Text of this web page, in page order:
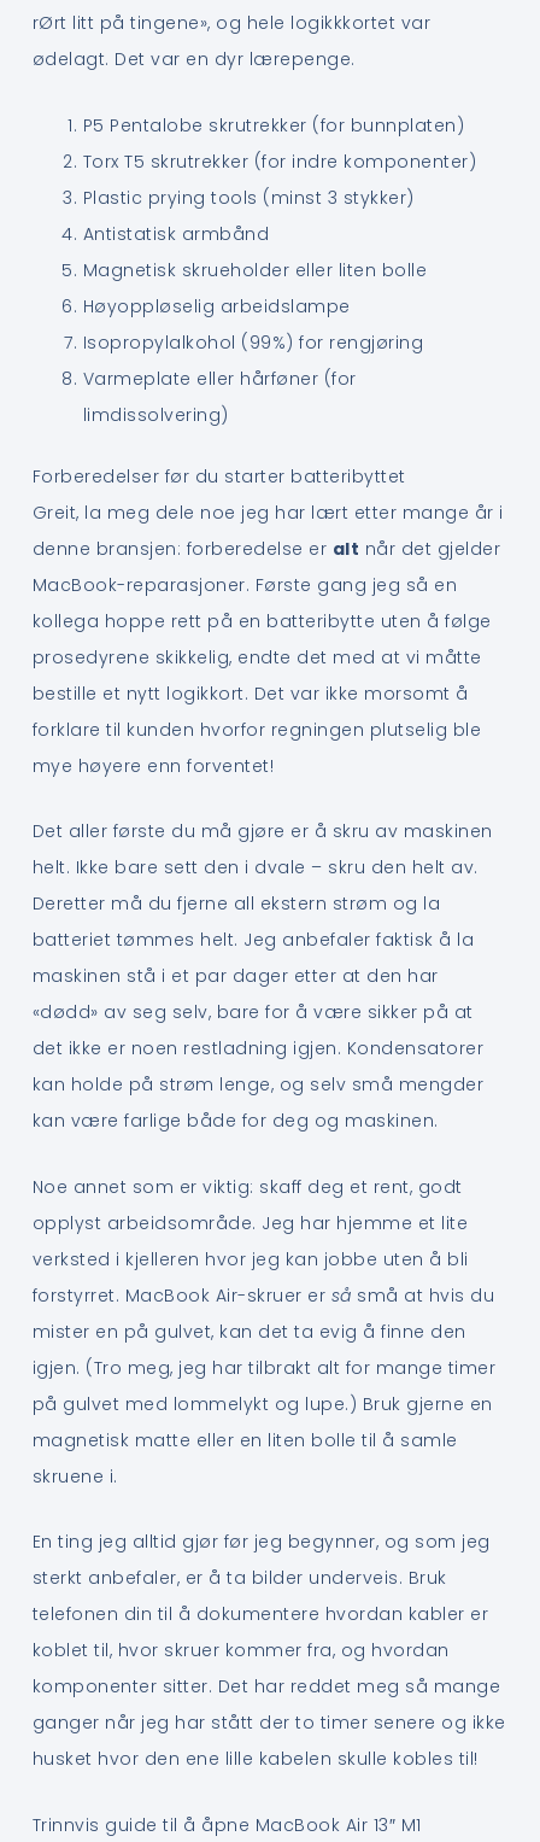
rØrt litt på tingene», og hele logikkkortet var
ødelagt. Det var en dyr lærepenge.
P5 Pentalobe skrutrekker (for bunnplaten)
Torx T5 skrutrekker (for indre komponenter)
Plastic prying tools (minst 3 stykker)
Antistatisk armbånd
Magnetisk skrueholder eller liten bolle
Høyoppløselig arbeidslampe
Isopropylalkohol (99%) for rengjøring
Varmeplate eller hårføner (for
limdissolvering)
Forberedelser før du starter batteribyttet
Greit, la meg dele noe jeg har lært etter mange år i
denne bransjen: forberedelse er alt når det gjelder
MacBook-reparasjoner. Første gang jeg så en
kollega hoppe rett på en batteribytte uten å følge
prosedyrene skikkelig, endte det med at vi måtte
bestille et nytt logikkort. Det var ikke morsomt å
forklare til kunden hvorfor regningen plutselig ble
mye høyere enn forventet!
Det aller første du må gjøre er å skru av maskinen
helt. Ikke bare sett den i dvale – skru den helt av.
Deretter må du fjerne all ekstern strøm og la
batteriet tømmes helt. Jeg anbefaler faktisk å la
maskinen stå i et par dager etter at den har
«dødd» av seg selv, bare for å være sikker på at
det ikke er noen restladning igjen. Kondensatorer
kan holde på strøm lenge, og selv små mengder
kan være farlige både for deg og maskinen.
Noe annet som er viktig: skaff deg et rent, godt
opplyst arbeidsområde. Jeg har hjemme et lite
verksted i kjelleren hvor jeg kan jobbe uten å bli
forstyrret. MacBook Air-skruer er så små at hvis du
mister en på gulvet, kan det ta evig å finne den
igjen. (Tro meg, jeg har tilbrakt alt for mange timer
på gulvet med lommelykt og lupe.) Bruk gjerne en
magnetisk matte eller en liten bolle til å samle
skruene i.
En ting jeg alltid gjør før jeg begynner, og som jeg
sterkt anbefaler, er å ta bilder underveis. Bruk
telefonen din til å dokumentere hvordan kabler er
koblet til, hvor skruer kommer fra, og hvordan
komponenter sitter. Det har reddet meg så mange
ganger når jeg har stått der to timer senere og ikke
husket hvor den ene lille kabelen skulle kobles til!
Trinnvis guide til å åpne MacBook Air 13″ M1